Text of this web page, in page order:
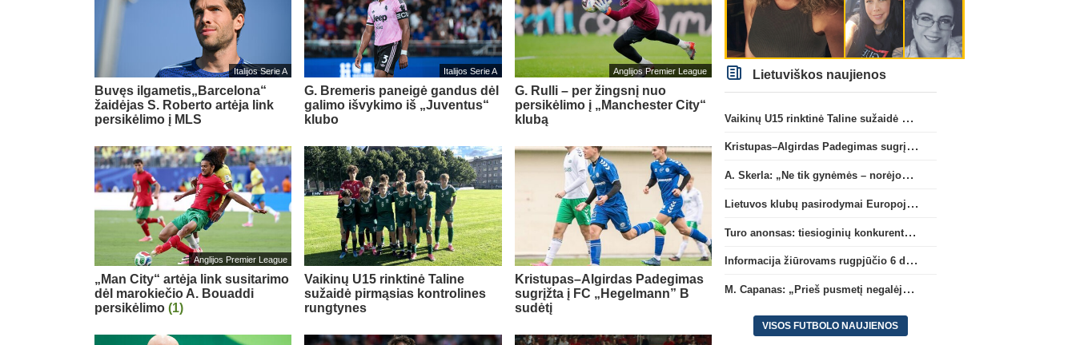
Italijos Serie A
Buvęs ilgametis„Barcelona“
žaidėjas S. Roberto artėja link
persikėlimo į MLS
Italijos Serie A
G. Bremeris paneigė gandus dėl
galimo išvykimo iš „Juventus“
klubo
Anglijos Premier League
G. Rulli – per žingsnį nuo
persikėlimo į „Manchester City“
klubą
Anglijos Premier League
„Man City“ artėja link susitarimo
dėl marokiečio A. Bouaddi
persikėlimo (1)
Vaikinų U15 rinktinė Taline
sužaidė pirmąsias kontrolines
rungtynes
Kristupas–Algirdas Padegimas
sugrįžta į FC „Hegelmann” B
sudėtį
Lietuviškos naujienos
Vaikinų U15 rinktinė Taline sužaidė pirmąsias kontrolines rungtynes
Kristupas–Algirdas Padegimas sugrįžta į FC „Hegelmann” B sudėtį
A. Skerla: „Ne tik gynėmės – norėjome atakuoti“
Lietuvos klubų pasirodymai Europoje: patirti pralaimėjimai Kroatijos atstovams
Turo anonsas: tiesioginių konkurentų dvikova Gargžduose
Informacija žiūrovams rugpjūčio 6 d. UEFA rungtynėms
M. Capanas: „Prieš pusmetį negalėjau net įsivaizduoti, kad žaisime prieš „Hajduk“
VISOS FUTBOLO NAUJIENOS